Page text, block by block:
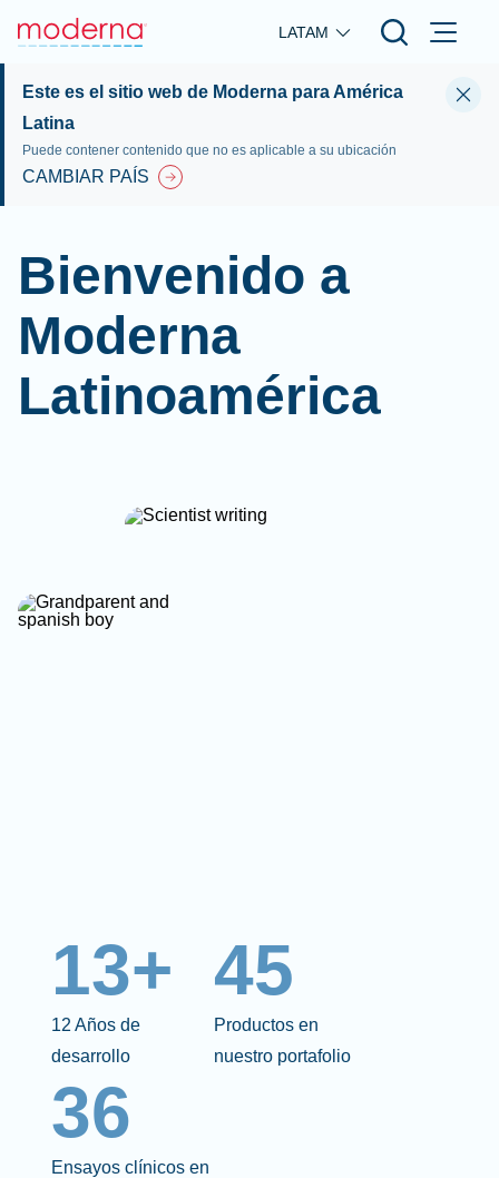
Skip to main content
LATAM
Este es el sitio web de Moderna para América
Latina
Puede contener contenido que no es aplicable a su ubicación
CAMBIAR PAÍS
Bienvenido a
Moderna
Latinoamérica
13+
12 Años de
desarrollo
45
Productos en
nuestro portafolio
36
Ensayos clínicos en